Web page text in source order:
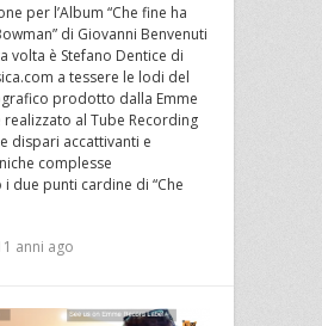
per l’Album “Che fine ha
di Giovanni Benvenuti
volta è Stefano Dentice di
a tessere le lodi del
prodotto dalla Emme
realizzato al Tube Recording
dispari accattivanti e
complesse
due punti cardine di “Che
anni ago